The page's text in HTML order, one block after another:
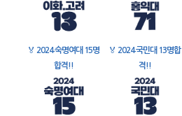
🏅 2024 숙명여대 15명
합격!!
🏅 2024 국민대 13명합
격!!